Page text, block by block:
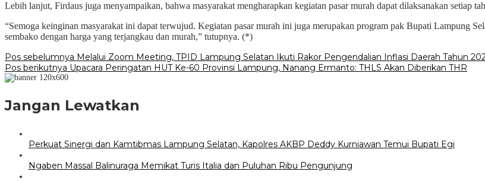
Lebih lanjut, Firdaus juga menyampaikan, bahwa masyarakat mengharapkan kegiatan pasar murah dapat dilaksanakan setiap
“Semoga keinginan masyarakat ini dapat terwujud. Kegiatan pasar murah ini juga merupakan program pak Bupati Lampung
sembako dengan harga yang terjangkau dan murah,” tutupnya. (*)
Navigasi
pos
Pos sebelumnya Melalui Zoom Meeting, TPID Lampung Selatan Ikuti Rakor Pengendalian Inflasi Daerah Tahun
Pos berikutnya Upacara Peringatan HUT Ke-60 Provinsi Lampung, Nanang Ermanto: THLS Akan Diberikan THR
Jangan Lewatkan
Perkuat Sinergi dan Kamtibmas Lampung Selatan, Kapolres AKBP Deddy Kurniawan Temui Bupati Egi
Ngaben Massal Balinuraga Memikat Turis Italia dan Puluhan Ribu Pengunjung